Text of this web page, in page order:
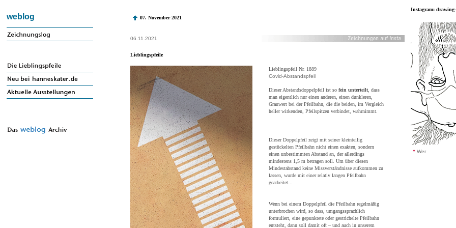
Instagram:
weblog 07. November 2021
* Wer
06.11.2021
Lieblingspfeile
Lieblingspfeil Nr. 1889
Covid-Abstandspfeil
Dieser Abstandsdoppelpfeil ist so fein unterteilt , dass
man eigentlich nur einen anderen, einen dunkleren,
Grauwert bei der Pfeilbahn, die die beiden, im Vergleich
heller wirkenden, Pfeilspitzen verbindet, wahrnimmt.
Dieser Doppelpfeil zeigt mit seiner kleinteilig
gestückelten Pfeilbahn nicht einen exakten, sondern
einen unbestimmten Abstand an, der allerdings
mindestens 1,5 m betragen soll. Um über diesen
Mindestabstand keine Missverständnisse aufkommen zu
lassen, wurde mit einer relativ langen Pfeilbahn
gearbeitet...
Wenn bei einem Doppelpfeil die Pfeilbahn regelmäßig
unterbrochen wird, so dass, umgangssprachlich
formuliert, eine gepunktete oder gestrichelte Pfeilbahn
entsteht, dann soll damit oft – und auch in unserem